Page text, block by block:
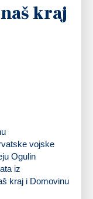
kraj
vojske
Ogulin
iz
kraj i Domovinu